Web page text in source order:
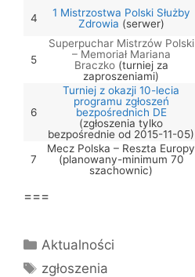
4
1 Mistrzostwa Polski Służby
Zdrowia (serwer)
5
Superpuchar Mistrzów Polski
– Memoriał Mariana
Braczko(turniej za
zaproszeniami)
6
Turniej z okazji 10-lecia
programu zgłoszeń
bezpośrednich DE
(zgłoszenia tylko
bezpośrednie od 2015-11-05)
7
Mecz Polska – Reszta Europy
(planowany-minimum 70
szachownic)
===
Kategorie
Aktualności
Tagi
zgłoszenia